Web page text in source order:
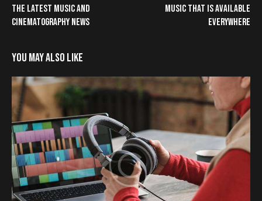
THE LATEST MUSIC AND
CINEMATOGRAPHY NEWS
MUSIC THAT IS AVAILABLE
EVERYWHERE
YOU MAY ALSO LIKE